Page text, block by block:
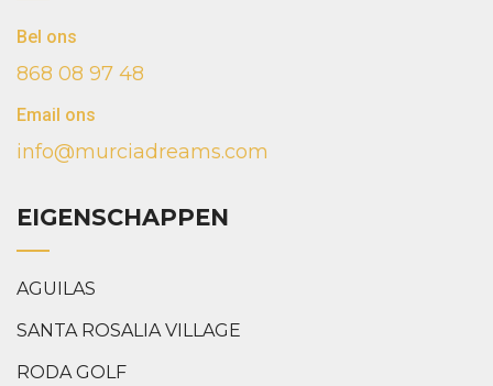
Bel ons
868 08 97 48
Email ons
info@murciadreams.com
EIGENSCHAPPEN
AGUILAS
SANTA ROSALIA VILLAGE
RODA GOLF